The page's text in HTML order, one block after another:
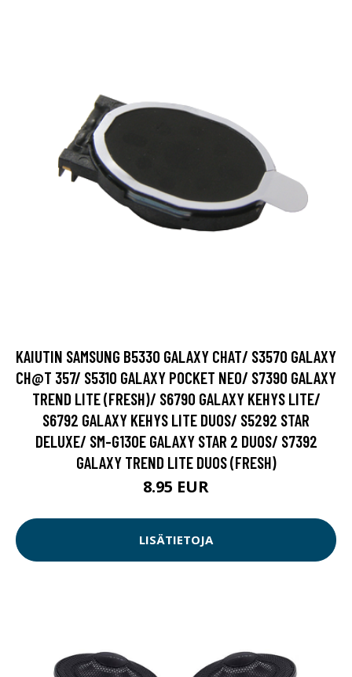
KAIUTIN SAMSUNG B5330 GALAXY CHAT/ S3570 GALAXY
CH@T 357/ S5310 GALAXY POCKET NEO/ S7390 GALAXY
TREND LITE (FRESH)/ S6790 GALAXY KEHYS LITE/
S6792 GALAXY KEHYS LITE DUOS/ S5292 STAR
DELUXE/ SM-G130E GALAXY STAR 2 DUOS/ S7392
GALAXY TREND LITE DUOS (FRESH)
8.95 EUR
LISÄTIETOJA